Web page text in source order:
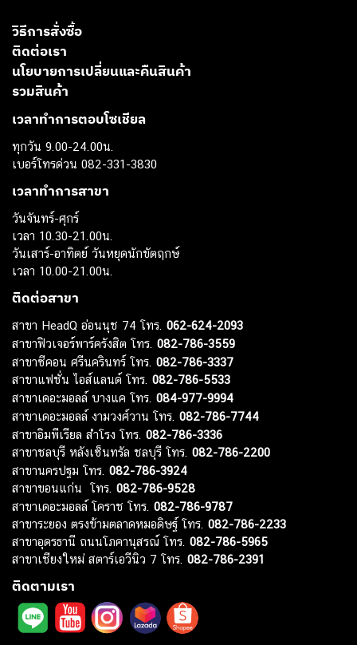
วิธีการสั่งซื้อ
ติดต่อเรา
นโยบายการเปลี่ยนและคืนสินค้า
รวมสินค้า
เวลาทำการตอบโซเชียล
ทุกวัน 9.00-24.00น.
เบอร์โทรด่วน 082-331-3830
เวลาทำการสาขา
วันจันทร์-ศุกร์
เวลา 10.30-21.00น.
วันเสาร์-อาทิตย์ วันหยุดนักขัตฤกษ์
เวลา 10.00-21.00น.
ติดต่อสาขา
สาขา HeadQ อ่อนนุช 74 โทร. 062-624-2093
สาขาฟิวเจอร์พาร์ครังสิต โทร. 082-786-3559
สาขาซีคอน ศรีนครินทร์ โทร. 082-786-3337
สาขาแฟชั่น ไอส์แลนด์ โทร. 082-786-5533
สาขาเดอะมอลล์ บางแค โทร. 084-977-9994
สาขาเดอะมอลล์ งามวงศ์วาน โทร. 082-786-7744
สาขาอิมพีเรียล สำโรง โทร. 082-786-3336
สาขาชลบุรี หลังเซ็นทรัล ชลบุรี โทร. 082-786-2200
สาขานครปฐม โทร. 082-786-3924
สาขาขอนแก่น โทร. 082-786-9528
สาขาเดอะมอลล์ โคราช โทร. 082-786-9787
สาขาระยอง ตรงข้ามตลาดหมอดิษฐ์ โทร. 082-786-2233
สาขาอุดรธานี ถนนโภคานุสรณ์ โทร. 082-786-5965
สาขาเชียงใหม่ สตาร์เอวีนิว 7 โทร. 082-786-2391
ติดตามเรา